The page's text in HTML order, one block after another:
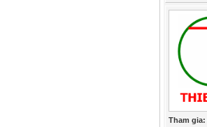
Tham gia: